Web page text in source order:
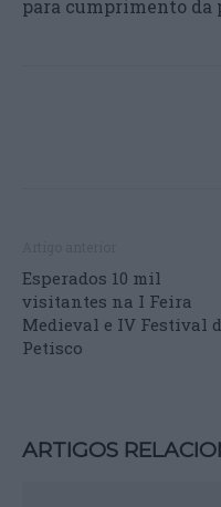
para cumprimento da
Esperados 10 mil
visitantes na I Feira
Medieval e IV Festival
Petisco
ARTIGOS